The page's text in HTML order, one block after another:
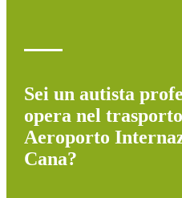
Sei un autista
opera nel
Aeroporto
Cana?